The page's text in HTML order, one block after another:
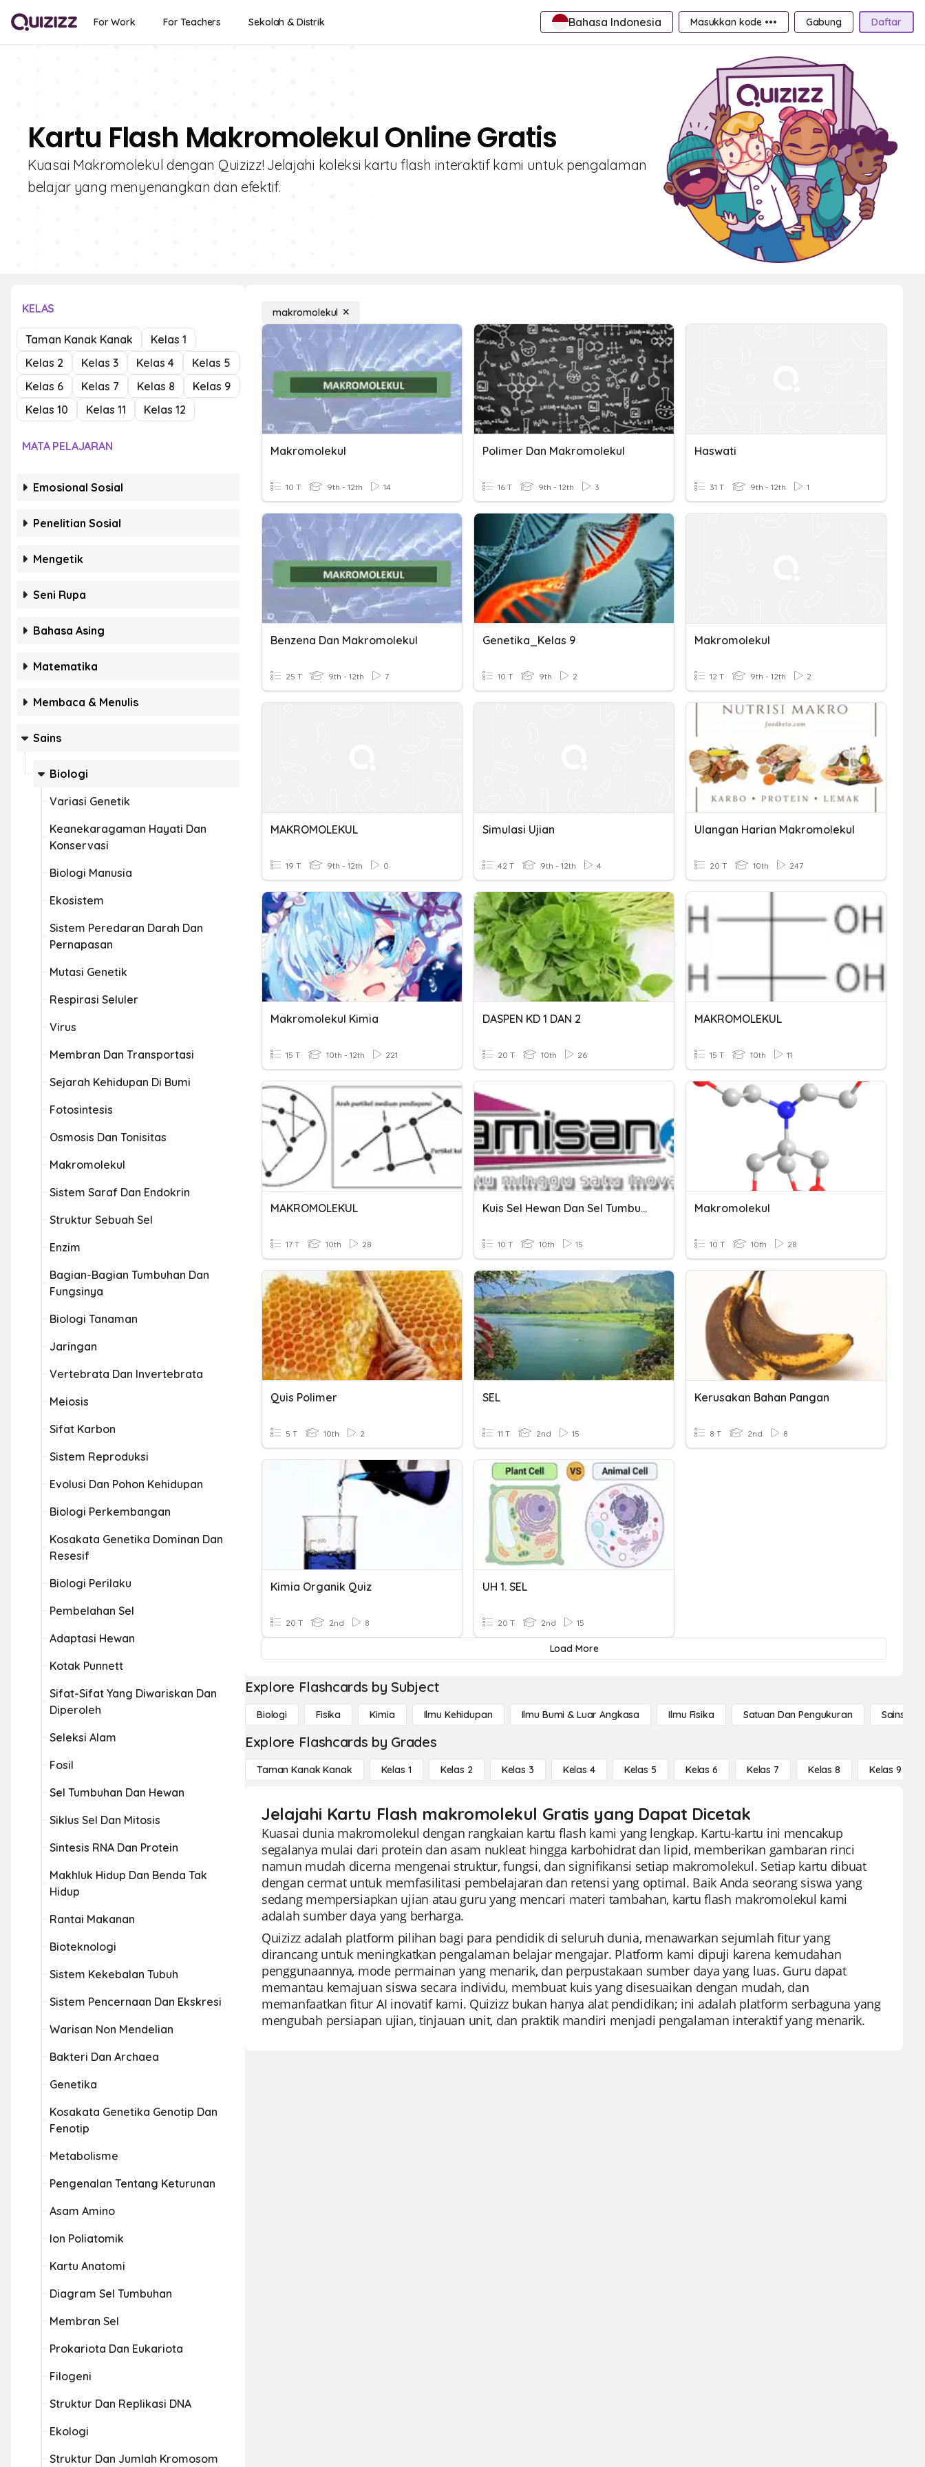
For Work For Teachers Sekolah & Distrik Bahasa Indonesia Masukkan kode ••• Gabung Daftar
Kartu Flash Makromolekul Online Gratis
Kuasai Makromolekul dengan Quizizz! Jelajahi koleksi kartu flash interaktif kami untuk pengalaman
belajar yang menyenangkan dan efektif.
KELAS
Taman Kanak Kanak
Kelas 1
Kelas 2
Kelas 3 Kelas 4
Kelas 5
Kelas 6
Kelas 7 Kelas 8
Kelas 9
Kelas 10
Kelas 11 Kelas 12
MATA PELAJARAN
Emosional Sosial
Penelitian Sosial
Mengetik
Seni Rupa
Bahasa Asing
Matematika
Membaca & Menulis
Sains
Biologi
Variasi Genetik
Keanekaragaman Hayati Dan
Konservasi
Biologi Manusia
Ekosistem
Sistem Peredaran Darah Dan
Pernapasan
Mutasi Genetik
Respirasi Seluler
Virus
Membran Dan Transportasi
Sejarah Kehidupan Di Bumi
Fotosintesis
Osmosis Dan Tonisitas
Makromolekul
Sistem Saraf Dan Endokrin
Struktur Sebuah Sel
Enzim
Bagian-Bagian Tumbuhan Dan
Fungsinya
Biologi Tanaman
Jaringan
Vertebrata Dan Invertebrata
Meiosis
Sifat Karbon
Sistem Reproduksi
Evolusi Dan Pohon Kehidupan
Biologi Perkembangan
Kosakata Genetika Dominan Dan
Resesif
Biologi Perilaku
Pembelahan Sel
Adaptasi Hewan
Kotak Punnett
Sifat-Sifat Yang Diwariskan Dan
Diperoleh
Seleksi Alam
Fosil
Sel Tumbuhan Dan Hewan
Siklus Sel Dan Mitosis
Sintesis RNA Dan Protein
Makhluk Hidup Dan Benda Tak
Hidup
Rantai Makanan
Bioteknologi
Sistem Kekebalan Tubuh
Sistem Pencernaan Dan Ekskresi
Warisan Non Mendelian
Bakteri Dan Archaea
Genetika
Kosakata Genetika Genotip Dan
Fenotip
Metabolisme
Pengenalan Tentang Keturunan
Asam Amino
Ion Poliatomik
Kartu Anatomi
Diagram Sel Tumbuhan
Membran Sel
Prokariota Dan Eukariota
Filogeni
Struktur Dan Replikasi DNA
Ekologi
Struktur Dan Jumlah Kromosom
makromolekul
Makromolekul
10 T 9th - 12th 14
Polimer Dan Makromolekul
16 T 9th - 12th 3
Haswati
31 T 9th - 12th 1
Benzena Dan Makromolekul
25 T 9th - 12th 7
Genetika_Kelas 9
10 T 9th 2
Makromolekul
12 T 9th - 12th 2
MAKROMOLEKUL
19 T 9th - 12th 0
Simulasi Ujian
42 T 9th - 12th 4
Ulangan Harian Makromolekul
20 T 10th 247
Makromolekul Kimia
15 T 10th - 12th 221
DASPEN KD 1 DAN 2
20 T 10th 26
MAKROMOLEKUL
15 T 10th 11
MAKROMOLEKUL
17 T 10th 28
Kuis Sel Hewan Dan Sel Tumbuhan (Tugas Diklat 7 Samisanov)
10 T 10th 15
Makromolekul
10 T 10th 28
Quis Polimer
5 T 10th 2
SEL
11 T 2nd 15
Kerusakan Bahan Pangan
8 T 2nd 8
Kimia Organik Quiz
20 T 2nd 8
UH 1. SEL
20 T 2nd 15
Load More
Explore Flashcards by Subject
Biologi Fisika Kimia Ilmu Kehidupan Ilmu Bumi & Luar Angkasa Ilmu Fisika Satuan Dan Pengukuran Sains
Explore Flashcards by Grades
Taman Kanak Kanak Kelas 1 Kelas 2 Kelas 3 Kelas 4 Kelas 5 Kelas 6 Kelas 7 Kelas 8 Kelas 9
Jelajahi Kartu Flash makromolekul Gratis yang Dapat Dicetak
Kuasai dunia makromolekul dengan rangkaian kartu flash kami yang lengkap. Kartu-kartu ini mencakup
segalanya mulai dari protein dan asam nukleat hingga karbohidrat dan lipid, memberikan gambaran rinci
namun mudah dicerna mengenai struktur, fungsi, dan signifikansi setiap makromolekul. Setiap kartu dibuat
dengan cermat untuk memfasilitasi pembelajaran dan retensi yang optimal. Baik Anda seorang siswa yang
sedang mempersiapkan ujian atau guru yang mencari materi tambahan, kartu flash makromolekul kami
adalah sumber daya yang berharga.
Quizizz adalah platform pilihan bagi para pendidik di seluruh dunia, menawarkan sejumlah fitur yang
dirancang untuk meningkatkan pengalaman belajar mengajar. Platform kami dipuji karena kemudahan
penggunaannya, mode permainan yang menarik, dan perpustakaan sumber daya yang luas. Guru dapat
memantau kemajuan siswa secara individu, membuat kuis yang disesuaikan dengan mudah, dan
memanfaatkan fitur AI inovatif kami. Quizizz bukan hanya alat pendidikan; ini adalah platform serbaguna yang
mengubah persiapan ujian, tinjauan unit, dan praktik mandiri menjadi pengalaman interaktif yang menarik.